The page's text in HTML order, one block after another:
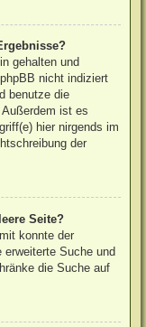
gehalten und
nicht indiziert
benutze die
ist es
hier nirgends im
der
Seite?
konnte der
Suche und
die Suche auf